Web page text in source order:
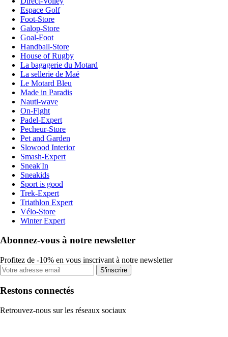
Espace Golf
Foot-Store
Galop-Store
Goal-Foot
Handball-Store
House of Rugby
La bagagerie du Motard
La sellerie de Maé
Le Motard Bleu
Made in Paradis
Nauti-wave
On-Fight
Padel-Expert
Pecheur-Store
Pet and Garden
Slowood Interior
Smash-Expert
Sneak'In
Sneakids
Sport is good
Trek-Expert
Triathlon Expert
Vélo-Store
Winter Expert
Abonnez-vous à notre newsletter
Profitez de -10% en vous inscrivant à notre newsletter
S'inscrire
Restons connectés
Retrouvez-nous sur les réseaux sociaux